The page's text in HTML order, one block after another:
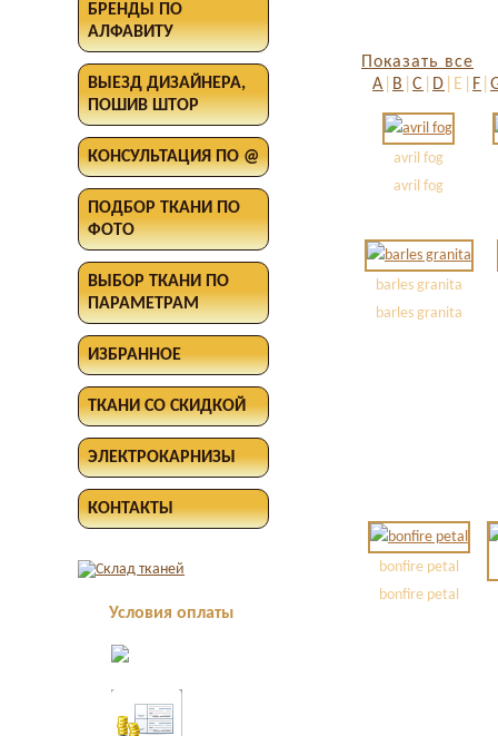
БРЕНДЫ ПО
АЛФАВИТУ
ВЫЕЗД ДИЗАЙНЕРА,
ПОШИВ ШТОР
КОНСУЛЬТАЦИЯ ПО @
ПОДБОР ТКАНИ ПО
ФОТО
ВЫБОР ТКАНИ ПО
ПАРАМЕТРАМ
ИЗБРАННОЕ
ТКАНИ СО СКИДКОЙ
ЭЛЕКТРОКАРНИЗЫ
КОНТАКТЫ
Условия оплаты
Показать все
A
B C D |E| F
avril fog
avril fog
barles granita
barles granita
bonfire petal
bonfire petal